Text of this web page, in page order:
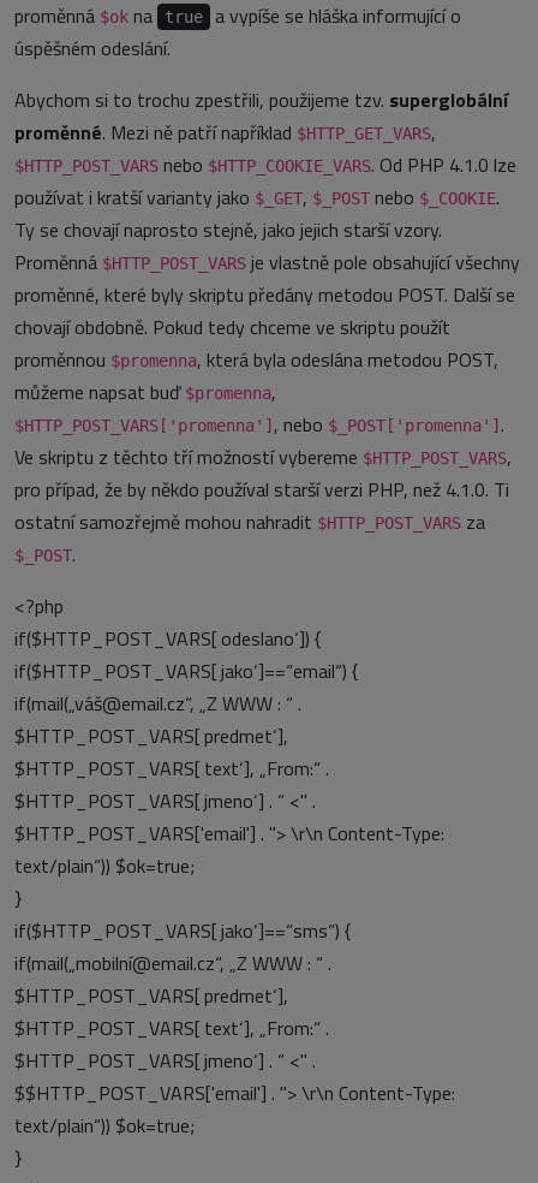
proměnná $ok na true
a vypíše se hláška informující o
úspěšném odeslání.
Abychom si to trochu zpestřili, použijeme tzv. superglobální
proměnné. Mezi ně patří například $HTTP_GET_VARS,
$HTTP_POST_VARS nebo $HTTP_COOKIE_VARS. Od PHP 4.1.0 lze
používat i kratší varianty jako $_GET, $_POST nebo $_COOKIE.
Ty se chovají naprosto stejně, jako jejich starší vzory.
Proměnná $HTTP_POST_VARS je vlastně pole obsahující všechny
proměnné, které byly skriptu předány metodou POST. Další se
chovají obdobně. Pokud tedy chceme ve skriptu použít
proměnnou $promenna, která byla odeslána metodou POST,
můžeme napsat buď $promenna,
$HTTP_POST_VARS['promenna'] , nebo $_POST['promenna'] .
Ve skriptu z těchto tří možností vybereme $HTTP_POST_VARS,
pro případ, že by někdo používal starší verzi PHP, než 4.1.0. Ti
ostatní samozřejmě mohou nahradit $HTTP_POST_VARS za
$_POST.
<?php
if($HTTP_POST_VARS[‚odeslano‘]) {
if($HTTP_POST_VARS[‚jako‘]==“email“) {
if(mail(„váš@email.cz“, „Z WWW : “ .
$HTTP_POST_VARS[‚predmet‘],
$HTTP_POST_VARS[‚text‘], „From:“ .
$HTTP_POST_VARS[‚jmeno‘] . “ <" .
$HTTP_POST_VARS['email'] . "> \r\n Content-Type:
text/plain“)) $ok=true;
}
if($HTTP_POST_VARS[‚jako‘]==“sms“) {
if(mail(„mobilní@email.cz“, „Z WWW : “ .
$HTTP_POST_VARS[‚predmet‘],
$HTTP_POST_VARS[‚text‘], „From:“ .
$HTTP_POST_VARS[‚jmeno‘] . “ <" .
$$HTTP_POST_VARS['email'] . "> \r\n Content-Type:
text/plain“)) $ok=true;
}